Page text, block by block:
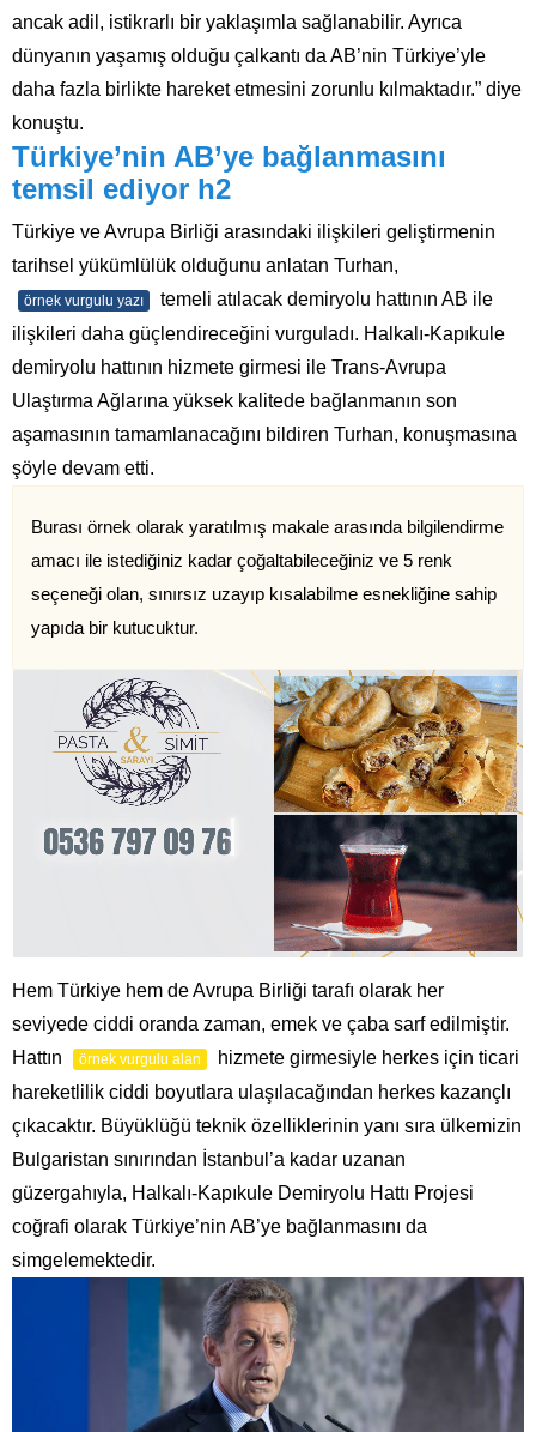
ancak adil, istikrarlı bir yaklaşımla sağlanabilir. Ayrıca
dünyanın yaşamış olduğu çalkantı da AB’nin Türkiye’yle
daha fazla birlikte hareket etmesini zorunlu kılmaktadır.” diye
konuştu.
Türkiye’nin AB’ye bağlanmasını
temsil ediyor h2
Türkiye ve Avrupa Birliği arasındaki ilişkileri geliştirmenin
tarihsel yükümlülük olduğunu anlatan Turhan,
örnek vurgulu yazı
temeli atılacak demiryolu hattının AB ile
ilişkileri daha güçlendireceğini vurguladı. Halkalı-Kapıkule
demiryolu hattının hizmete girmesi ile Trans-Avrupa
Ulaştırma Ağlarına yüksek kalitede bağlanmanın son
aşamasının tamamlanacağını bildiren Turhan, konuşmasına
şöyle devam etti.
Burası örnek olarak yaratılmış makale arasında bilgilendirme
amacı ile istediğiniz kadar çoğaltabileceğiniz ve 5 renk
seçeneği olan, sınırsız uzayıp kısalabilme esnekliğine sahip
yapıda bir kutucuktur.
Hem Türkiye hem de Avrupa Birliği tarafı olarak her
seviyede ciddi oranda zaman, emek ve çaba sarf edilmiştir.
Hattın
örnek vurgulu alan
hizmete girmesiyle herkes için ticari
hareketlilik ciddi boyutlara ulaşılacağından herkes kazançlı
çıkacaktır. Büyüklüğü teknik özelliklerinin yanı sıra ülkemizin
Bulgaristan sınırından İstanbul’a kadar uzanan
güzergahıyla, Halkalı-Kapıkule Demiryolu Hattı Projesi
coğrafi olarak Türkiye’nin AB’ye bağlanmasını da
simgelemektedir.